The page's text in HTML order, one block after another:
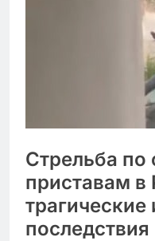
Стрельба
приставам в
последствия